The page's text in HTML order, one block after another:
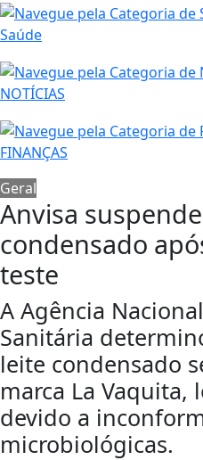
Saúde
NOTÍCIAS
FINANÇAS
Geral
Anvisa
condensado
teste
A Agência
Sanitária
leite condensado
marca La Vaquita,
devido a
microbiológicas.